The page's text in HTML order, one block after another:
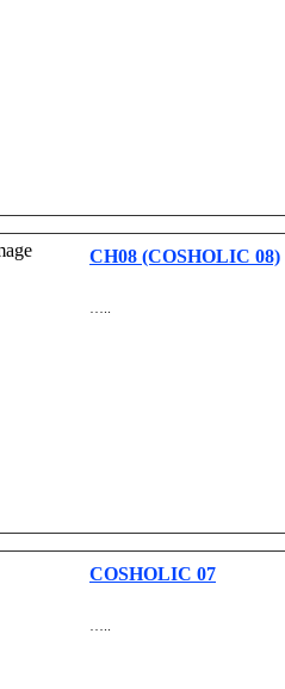
CH08 (COSHOLIC 08)
…..
COSHOLIC 07
…..